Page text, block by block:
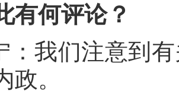
有何评论？
：我们注意到
政。